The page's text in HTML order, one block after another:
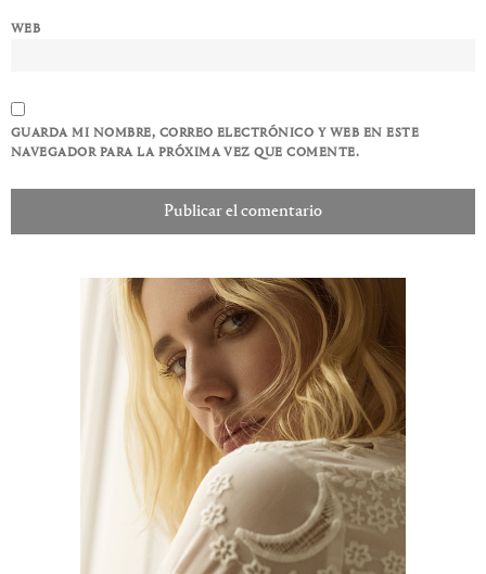
WEB
GUARDA MI NOMBRE, CORREO ELECTRÓNICO Y WEB EN ESTE
NAVEGADOR PARA LA PRÓXIMA VEZ QUE COMENTE.